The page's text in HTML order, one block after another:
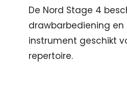
De Nord Stage 4
drawbarbediening
instrument geschikt
repertoire.